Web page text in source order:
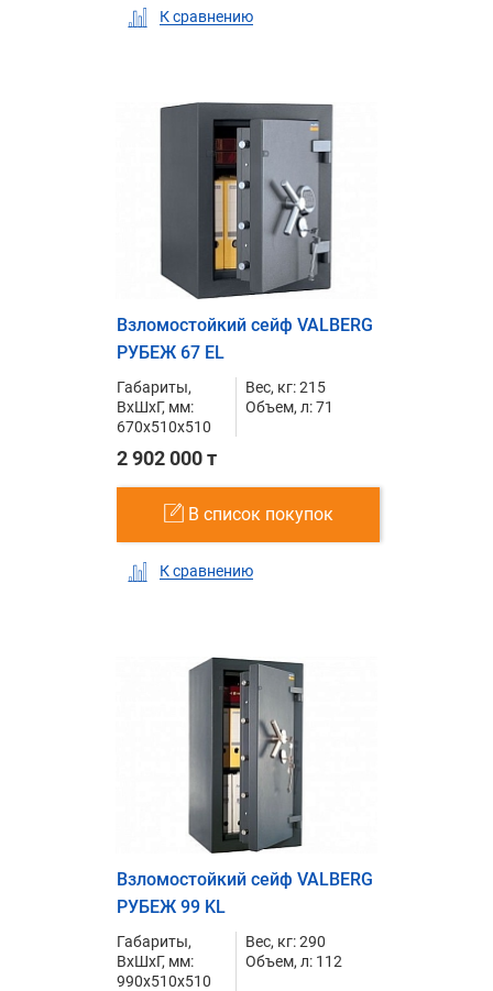
К сравнению
Взломостойкий сейф VALBERG
РУБЕЖ 67 EL
Габариты,
ВxШxГ, мм:
670x510x510
Вес, кг: 215
Объем, л: 71
2 902 000 т
В список покупок
К сравнению
Взломостойкий сейф VALBERG
РУБЕЖ 99 KL
Габариты,
ВxШxГ, мм:
990x510x510
Вес, кг: 290
Объем, л: 112